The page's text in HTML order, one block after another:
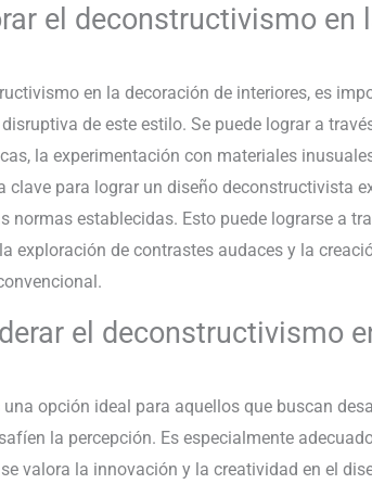
el deconstructivismo en
en la decoración de interiores, es
de este estilo. Se puede lograr a
la experimentación con materiales
clave para lograr un diseño deconstructivista
normas establecidas. Esto puede lograrse a
exploración de contrastes audaces y la
el deconstructivismo
opción ideal para aquellos que buscan
la percepción. Es especialmente
valora la innovación y la creatividad en el